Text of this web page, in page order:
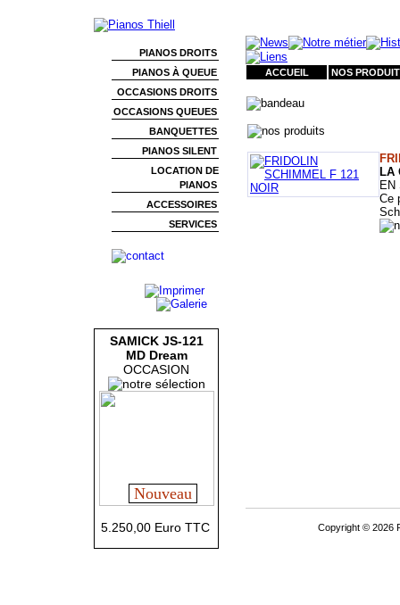
PIANOS DROITS
PIANOS À QUEUE
OCCASIONS DROITS
OCCASIONS QUEUES
BANQUETTES
PIANOS SILENT
LOCATION DE
PIANOS
ACCESSOIRES
SERVICES
SAMICK JS-121
MD Dream
OCCASION
Nouveau
5.250,00 Euro TTC
ACCUEIL NOS
LA
EN
Ce
Copyright © 2026